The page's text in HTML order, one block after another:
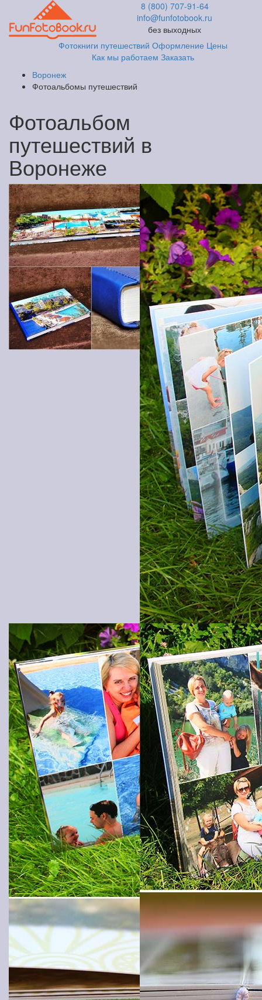
8 (800) 707-91-64
info@funfotobook.ru
без выходных
Фотокниги путешествий Оформление Цены
Как мы работаем Заказать
Воронеж
Фотоальбомы путешествий
Фотоальбом
путешествий в
Воронеже